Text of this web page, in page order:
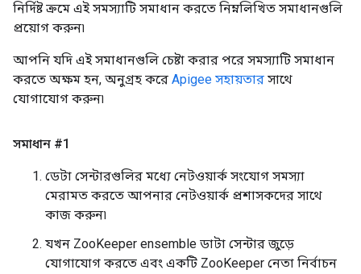
নির্দিষ্ট ক্রমে এই সমস্যাটি সমাধান করতে নিম্নলিখিত সমাধানগুলি
প্রয়োগ করুন৷
আপনি যদি এই সমাধানগুলি চেষ্টা করার পরে সমস্যাটি সমাধান
করতে অক্ষম হন, অনুগ্রহ করে Apigee সহায়তার সাথে
যোগাযোগ করুন৷
সমাধান #1
ডেটা সেন্টারগুলির মধ্যে নেটওয়ার্ক সংযোগ সমস্যা
মেরামত করতে আপনার নেটওয়ার্ক প্রশাসকদের সাথে
কাজ করুন৷
যখন ZooKeeper ensemble ডাটা সেন্টার জুড়ে
যোগাযোগ করতে এবং একটি ZooKeeper নেতা নির্বাচন